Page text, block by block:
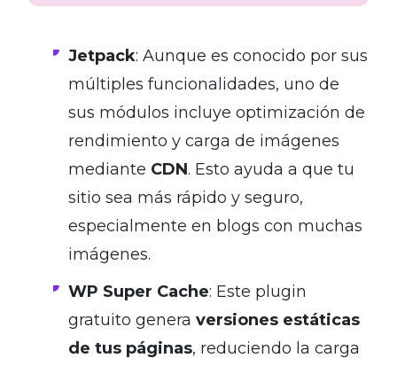
Jetpack: Aunque es conocido por sus
múltiples funcionalidades, uno de
sus módulos incluye optimización de
rendimiento y carga de imágenes
mediante CDN. Esto ayuda a que tu
sitio sea más rápido y seguro,
especialmente en blogs con muchas
imágenes.
WP Super Cache: Este plugin
gratuito genera versiones estáticas
de tus páginas, reduciendo la carga